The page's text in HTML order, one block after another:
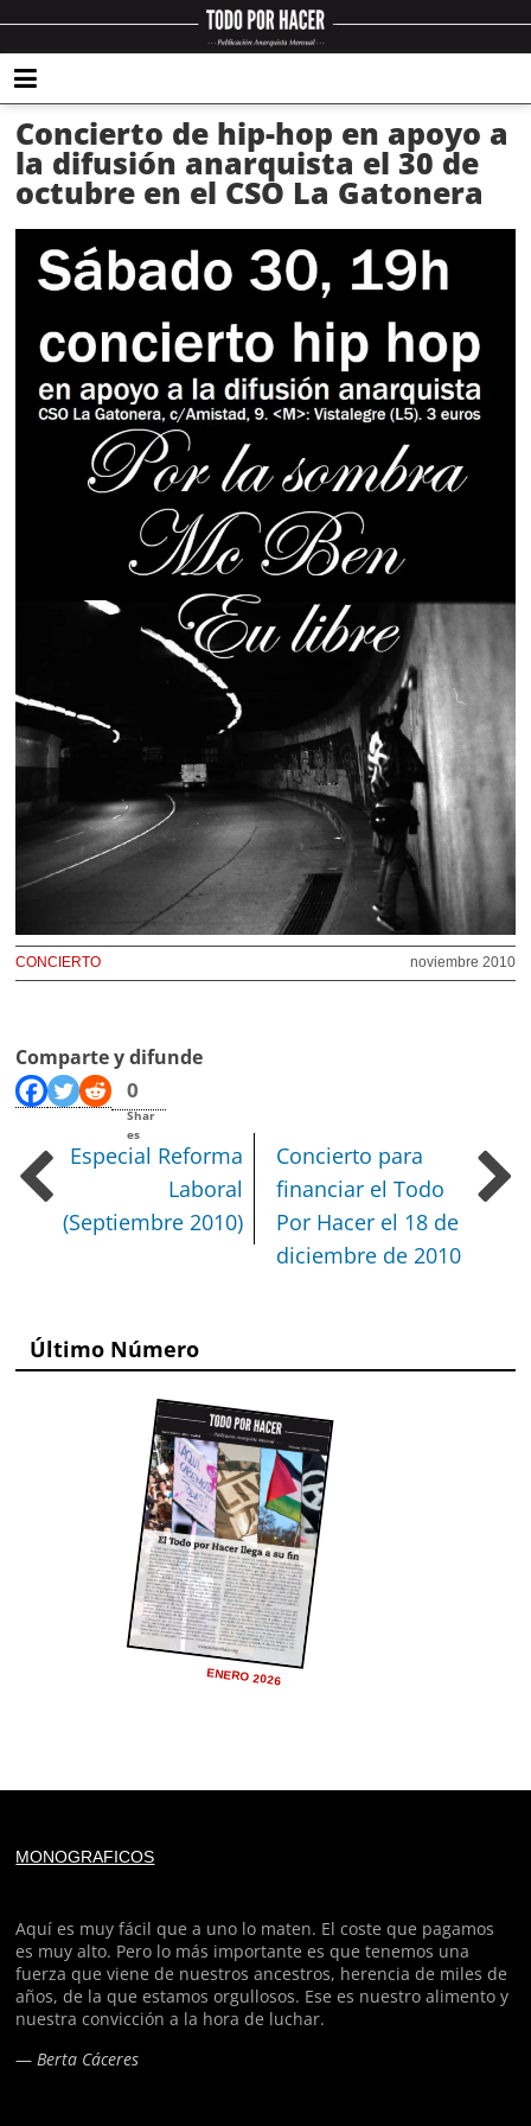
Concierto de hip-hop en apoyo a
la difusión anarquista el 30 de
octubre en el CSO La Gatonera
noviembre 2010
CONCIERTO
Comparte y difunde
0
Shar
es
Especial Reforma
Laboral
(Septiembre 2010)
Concierto para
financiar el Todo
Por Hacer el 18 de
diciembre de 2010
Último Número
ENERO 2026
MONOGRAFICOS
Aquí es muy fácil que a uno lo maten. El coste que pagamos
es muy alto. Pero lo más importante es que tenemos una
fuerza que viene de nuestros ancestros, herencia de miles de
años, de la que estamos orgullosos. Ese es nuestro alimento y
nuestra convicción a la hora de luchar.
—Berta Cáceres
of type string is deprecated in
rgpd/lib/vendor/Mustache/Tokenizer.phpon line110
Deprecated: trim(): Passing null to parameter #1 ($string)
of type string is deprecated in
rgpd/lib/vendor/Mustache/Tokenizer.php